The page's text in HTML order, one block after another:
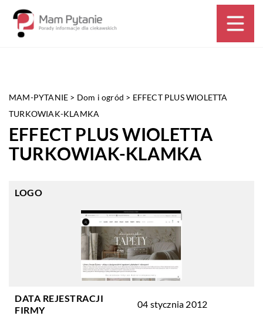
MAM-PYTANIE > Dom i ogród > EFFECT PLUS WIOLETTA
TURKOWIAK-KLAMKA
EFFECT PLUS WIOLETTA
TURKOWIAK-KLAMKA
LOGO
DATA REJESTRACJI
FIRMY
04 stycznia 2012